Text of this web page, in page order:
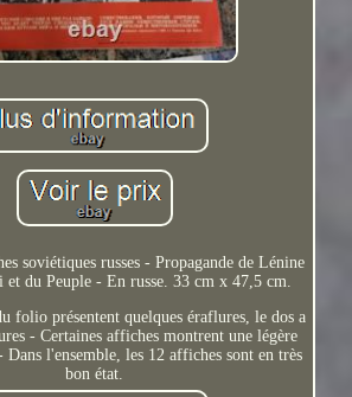
soviétiques russes - Propagande de Lénine
du Peuple - En russe. 33 cm x 47,5 cm.
folio présentent quelques éraflures, le dos a
- Certaines affiches montrent une légère
Dans l'ensemble, les 12 affiches sont en très
bon état.